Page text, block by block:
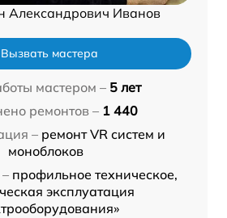
Александрович Иванов
Вызвать мастера
мастером – 5 лет
ремонтов – 1 440
– ремонт VR систем и
моноблоков
профильное техническое,
эксплуатация